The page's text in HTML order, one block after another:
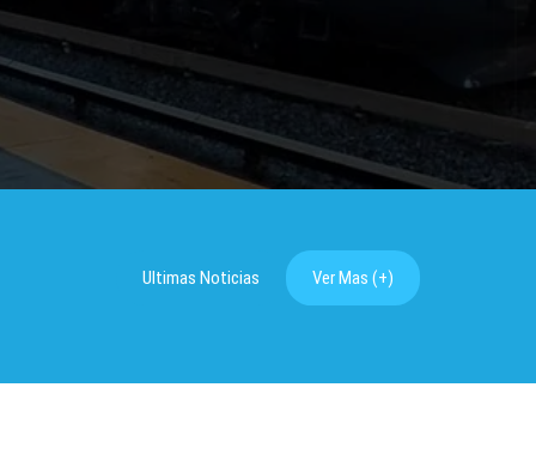
Ultimas Noticias Ver Mas (+)